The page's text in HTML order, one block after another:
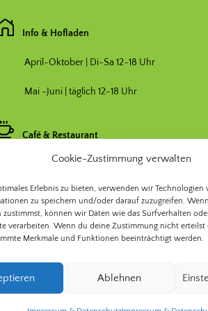
Cookie-Zustimmung verwalten
Erlebnis zu bieten, verwenden wir Technologien
zu speichern und/oder darauf zuzugreifen.
zustimmst, können wir Daten wie das Surfverhalten
verarbeiten. Wenn du deine Zustimmung nicht erteilst
Merkmale und Funktionen beeinträchtigt werden.
Ablehnen
Info & Hofladen
April-Oktober | Di-Sa 12-18 Uhr
Mai -Juni | täglich 12-18 Uhr
Café & Restaurant
Nebensaison April & Oktober 11-17 Uhr
Hauptsaison Mai-September 11-19 Uhr